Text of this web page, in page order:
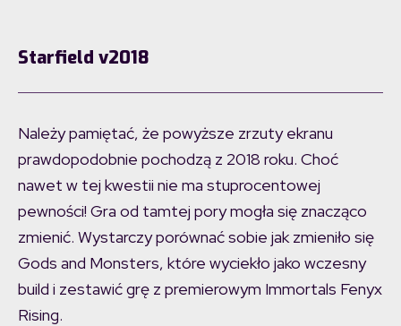
Starfield v2018
Należy pamiętać, że powyższe zrzuty ekranu
prawdopodobnie pochodzą z 2018 roku. Choć
nawet w tej kwestii nie ma stuprocentowej
pewności! Gra od tamtej pory mogła się znacząco
zmienić. Wystarczy porównać sobie jak zmieniło się
Gods and Monsters, które wyciekło jako wczesny
build i zestawić grę z premierowym Immortals Fenyx
Rising.